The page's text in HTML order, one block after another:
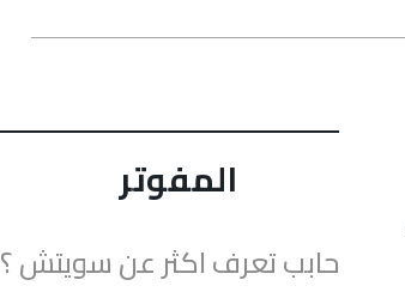
المفوتر
حابب تعرف اكثر عن سويتش ؟